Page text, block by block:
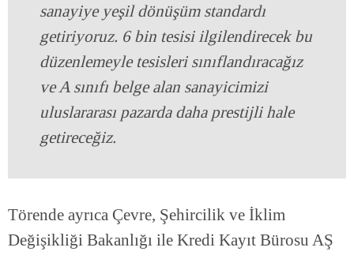
sanayiye yeşil dönüşüm standardı
getiriyoruz. 6 bin tesisi ilgilendirecek bu
düzenlemeyle tesisleri sınıflandıracağız
ve A sınıfı belge alan sanayicimizi
uluslararası pazarda daha prestijli hale
getireceğiz.
Törende ayrıca Çevre, Şehircilik ve İklim
Değişikliği Bakanlığı ile Kredi Kayıt Bürosu AŞ